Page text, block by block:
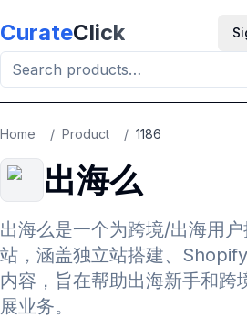
CurateClick
Home / Product / 1186
出海么
出海么是一个为跨境/出海用
站，涵盖独立站搭建、
内容，旨在帮助出海新手和跨
展业务。